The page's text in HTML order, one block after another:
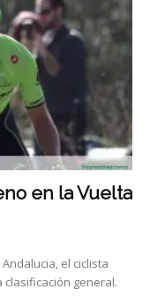
en la Vuelta
el ciclista
general.